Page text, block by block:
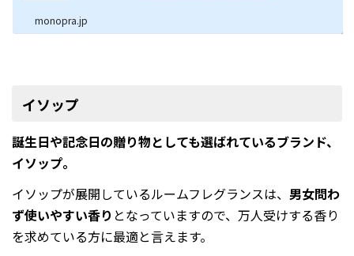
monopra.jp
イソップ
誕生日や記念日の贈り物としても選ばれているブランド、
イソップ。
イソップが展開しているルームフレグランスは、 男女問わ
ず使いやすい香り となっていますので、万人受けする香り
を求めている方に最適と言えます。